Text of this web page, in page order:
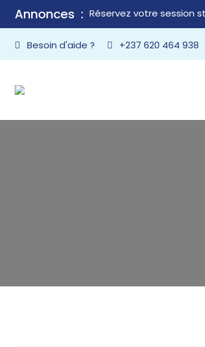
Annonces
session stratégique gratuite –
Besoin d'aide ? +237 620 464 938